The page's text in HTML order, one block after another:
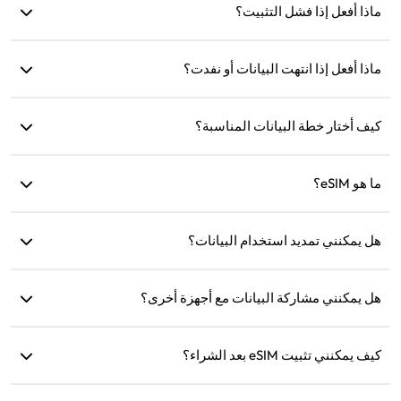
المحمولة' وقم بتفعيل 'تجوال البيانات'.
ماذا أفعل إذا فشل التثبيت؟
eSIM مرة واحدة فقط. إذا استمرت المشكلة، يرجى الاتصال بخدمة
ماذا أفعل إذا انتهت البيانات أو نفدت؟
كيف أختار خطة البيانات المناسبة؟
ما هو eSIM؟
وتثبيتها، يمكنك استخدامها للاتصال بالإنترنت.
هل يمكنني تمديد استخدام البيانات؟
الحالية.
هل يمكنني مشاركة البيانات مع أجهزة أخرى؟
البيانات هو نفسه كما على هاتفك.
كيف يمكنني تثبيت eSIM بعد الشراء؟